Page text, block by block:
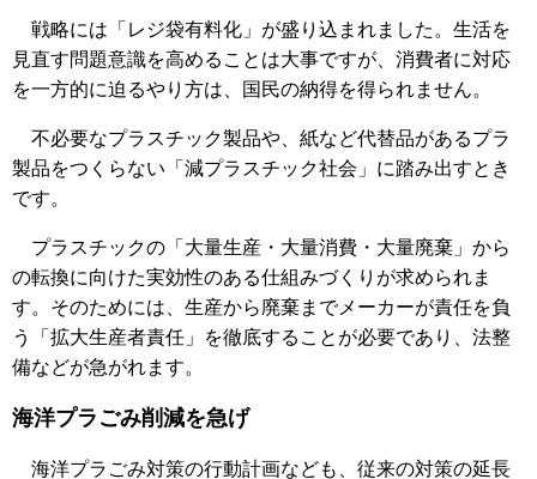
戦略には「レジ袋有料化」が盛り込まれました。生活を
見直す問題意識を高めることは大事ですが、消費者に対応
を一方的に迫るやり方は、国民の納得を得られません。
不必要なプラスチック製品や、紙など代替品があるプラ
製品をつくらない「減プラスチック社会」に踏み出すとき
です。
プラスチックの「大量生産・大量消費・大量廃棄」から
の転換に向けた実効性のある仕組みづくりが求められま
す。そのためには、生産から廃棄までメーカーが責任を負
う「拡大生産者責任」を徹底することが必要であり、法整
備などが急がれます。
海洋プラごみ削減を急げ
海洋プラごみ対策の行動計画なども、従来の対策の延長